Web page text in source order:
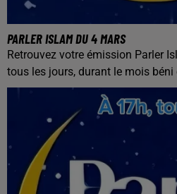
PARLER ISLAM DU 4 MARS
Retrouvez votre émission Parler
tous les jours, durant le mois béni